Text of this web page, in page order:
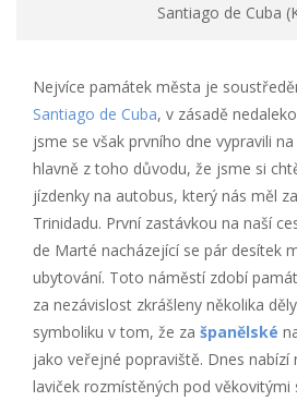
Santiago de Cuba
Nejvíce památek města je
Santiago de Cuba, v zásadě
jsme se však prvního dne vypravili
hlavně z toho důvodu, že jsme si
jízdenky na autobus, který nás měl
Trinidadu. První zastávkou na naší
de Marté nacházející se pár desítek
ubytování. Toto náměstí zdobí
za nezávislost zkrášleny několika
symboliku v tom, že za španělské
jako veřejné popraviště. Dnes
laviček rozmístěných pod